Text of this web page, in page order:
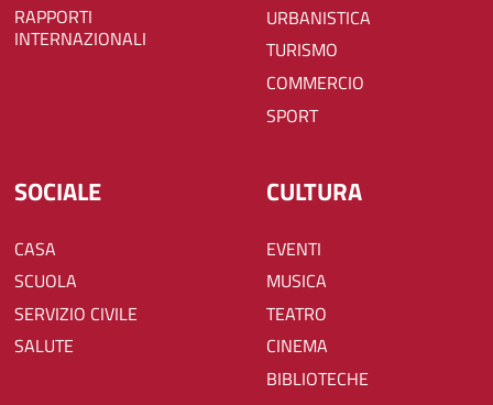
RAPPORTI
INTERNAZIONALI
URBANISTICA
TURISMO
COMMERCIO
SPORT
SOCIALE
CASA
SCUOLA
SERVIZIO CIVILE
SALUTE
CULTURA
EVENTI
MUSICA
TEATRO
CINEMA
BIBLIOTECHE